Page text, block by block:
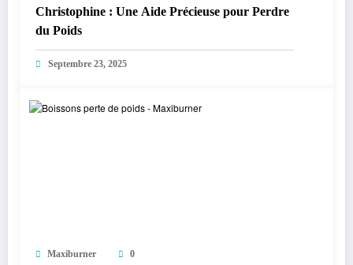
Christophine : Une Aide Précieuse pour Perdre
du Poids
Septembre 23, 2025
Maxiburner 0